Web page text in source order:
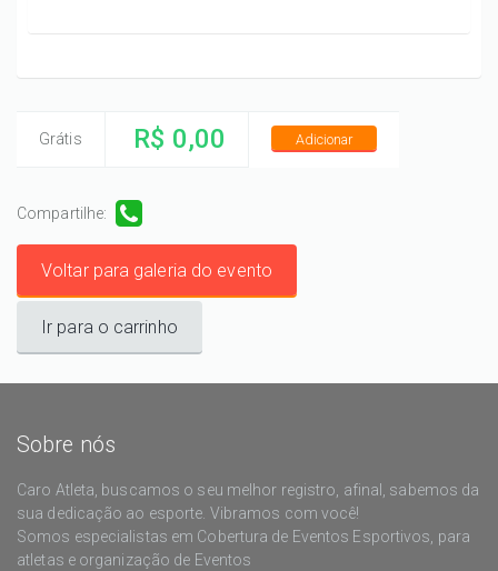
Grátis R$ 0,00 Adicionar
Compartilhe:
Voltar para galeria do evento
Ir para o carrinho
Sobre nós
Caro Atleta, buscamos o seu melhor registro, afinal, sabemos da
sua dedicação ao esporte. Vibramos com você!
Somos especialistas em Cobertura de Eventos Esportivos, para
atletas e organização de Eventos